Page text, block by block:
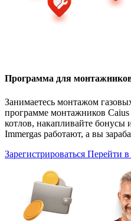
Программа для
Занимаетесь монтажом
программе монтажников
котлов, накапливайте
Immergas работают, а вы
Зарегистрироваться Перейти в